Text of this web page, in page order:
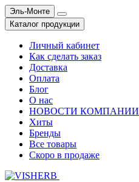
Эль-Монте
Каталог продукции
Личный кабинет
Как сделать заказ
Доставка
Оплата
Блог
О нас
НОВОСТИ КОМПАНИИ
Хиты
Бренды
Все товары
Скоро в продаже